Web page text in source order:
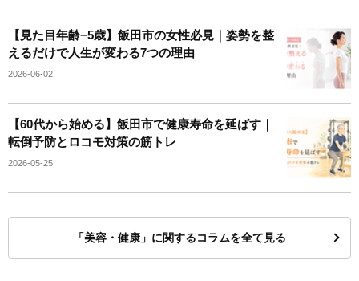
【見た目年齢−5歳】飯田市の女性必見｜姿勢を整
えるだけで人生が変わる7つの理由
2026-06-02
【60代から始める】飯田市で健康寿命を延ばす｜
転倒予防とロコモ対策の筋トレ
2026-05-25
「美容・健康」に関するコラムを全て見る